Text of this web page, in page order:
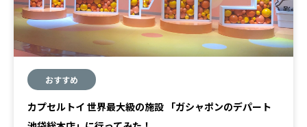
おすすめ
カプセルトイ 世界最大級の施設 「ガシャポンのデパート